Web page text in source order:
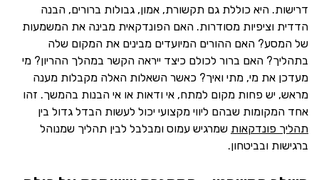
דרישות. היא כוללת גם תקשורת, אמון, גבולות ברורים, הבנה
הדדית וציפיות מסודרות. האם הפונדקאית מבינה את המשמעות
של המסע? האם ההורים המיועדים מבינים את המקום שלה
בתהליך? האם ברור לכולם כיצד ייראה הקשר במהלך ההריון? מי
מעדכן את מי, מתי ואיך? כאשר השאלות האלה מקבלות מענה
מראש, יש פחות מקום למתח, אי ודאות או אי הבנות בהמשך. זהו
אחד המקומות שבהם ליווי מקצועי יכול לעשות הבדל גדול בין
תהליך פונדקאות שמרגיש עמוס ומבלבל לבין תהליך שמנוהל
ברגישות ובביטחון.